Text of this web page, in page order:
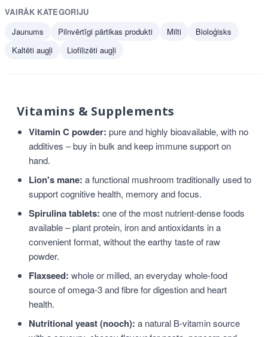
VAIRĀK KATEGORIJU
Jaunums
Pilnvērtīgi pārtikas produkti Milti
Bioloģisks
Kaltēti augļi
Liofilizēti augļi
Vitamins & Supplements
Vitamin C powder: pure and highly bioavailable, with no
additives – buy in bulk and keep immune support on
hand.
Lion's mane: a functional mushroom traditionally used to
support cognitive health, memory and focus.
Spirulina tablets: one of the most nutrient-dense foods
available – plant protein, iron and antioxidants in a
convenient format, without the earthy taste of raw
powder.
Flaxseed: whole or milled, an everyday whole-food
source of omega-3 and fibre for digestion and heart
health.
Nutritional yeast (nooch): a natural B-vitamin source